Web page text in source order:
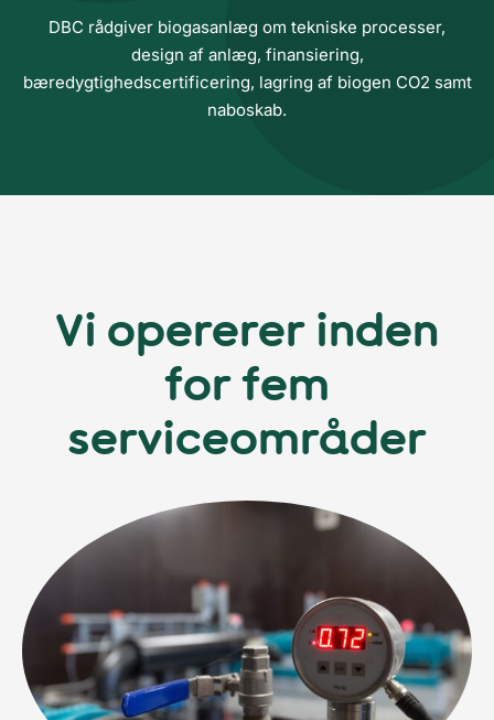
DBC rådgiver biogasanlæg om tekniske processer,
design af anlæg, finansiering,
bæredygtighedscertificering, lagring af biogen CO2 samt
naboskab.
Vi opererer inden
for fem
serviceområder